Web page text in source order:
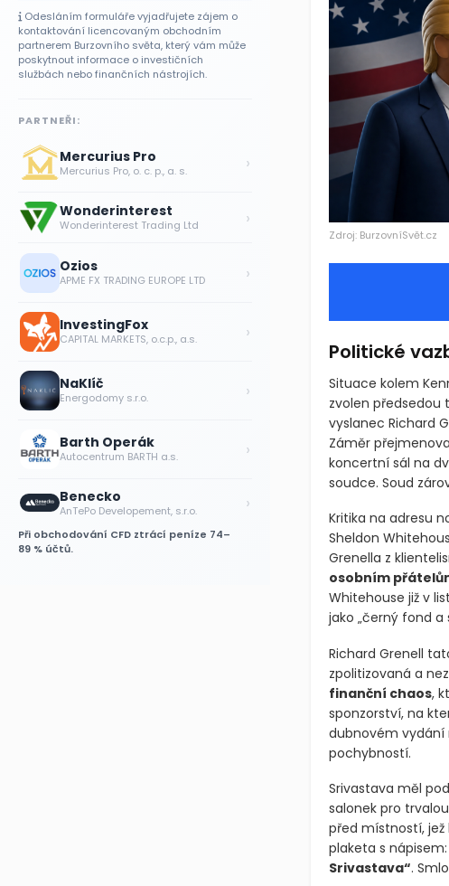
Zdroj: BurzovníSvět.cz
Politické
Situace kolem
zvolen předsedou
vyslanec Richard
Záměr
koncertní sál na
soudce. Soud
Kritika na adresu
Sheldon
Grenella z
osobním
Whitehouse již v
jako „černý fond
Richard Grenell
zpolitizovaná a
finanční chaos,
sponzorství, na
dubnovém vydání
pochybností.
Srivastava měl
salonek pro
před místností,
plaketa s nápisem:
Srivastava“.
Odesláním formuláře vyjadřujete zájem o
kontaktování licencovaným obchodním
partnerem Burzovního světa, který vám může
poskytnout informace o investičních
službách nebo finančních nástrojích.
PARTNEŘI:
Mercurius Pro
Mercurius Pro, o. c. p., a. s. ›
Wonderinterest
Wonderinterest Trading Ltd ›
Ozios
APME FX TRADING EUROPE LTD ›
InvestingFox
CAPITAL MARKETS, o.c.p., a.s. ›
NaKlíč
Energodomy s.r.o. ›
Barth Operák
Autocentrum BARTH a.s. ›
Benecko
AnTePo Developement, s.r.o. ›
Při obchodování CFD ztrácí peníze 74–
89 % účtů.